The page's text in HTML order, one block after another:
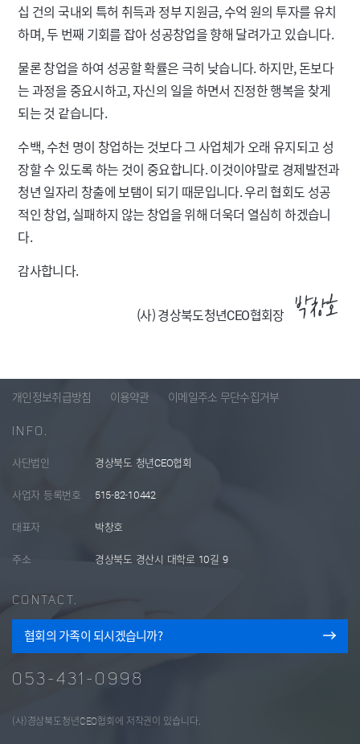
십 건의 국내외 특허 취득과 정부 지원금, 수억 원의 투자를 유치
하며, 두 번째 기회를 잡아 성공창업을 향해 달려가고 있습니다.
물론 창업을 하여 성공할 확률은 극히 낮습니다. 하지만, 돈보다
는 과정을 중요시하고, 자신의 일을 하면서 진정한 행복을 찾게
되는 것 같습니다.
수백, 수천 명이 창업하는 것보다 그 사업체가 오래 유지되고 성
장할 수 있도록 하는 것이 중요합니다. 이것이야말로 경제발전과
청년 일자리 창출에 보탬이 되기 때문입니다. 우리 협회도 성공
적인 창업, 실패하지 않는 창업을 위해 더욱더 열심히 하겠습니
다.
감사합니다.
(사) 경상북도청년CEO협회장
개인정보취급방침 이용약관 이메일주소 무단수집거부
INFO.
사단법인 경상북도 청년CEO협회
사업자 등록번호 515-82-10442
대표자 박창호
주소 경상북도 경산시 대학로 10길 9
CONTACT.
협회의 가족이 되시겠습니까?
053-431-0998
(사)경상북도청년CEO협회에 저작권이 있습니다.